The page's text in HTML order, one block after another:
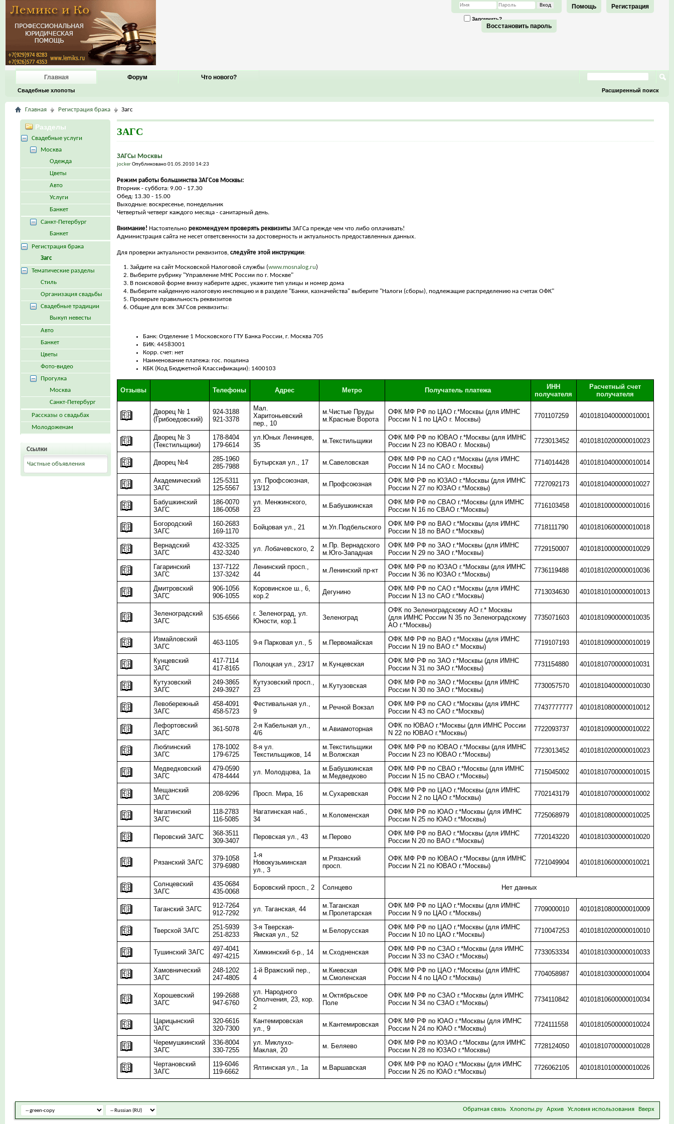
Регистрация
Помощь
Запомнить?
Восстановить пароль
Главная
Свадебные хлопоты
Форум Что нового?
Расширенный поиск
Главная Регистрация брака Загс
ЗАГС
ЗАГСы Москвы
jockerОпубликовано 01.05.2010 14:23
Режим работы большинства ЗАГСов Москвы:
Вторник - суббота: 9.00 - 17.30
Обед: 13.30 - 15.00
Выходные: воскресенье, понедельник
Четвертый четверг каждого месяца - санитарный день.
Внимание! Настоятельно рекомендуем проверять реквизитыЗАГСа прежде чем что либо оплачивать!
Администрация сайта не несет ответсвенности за достоверность и актуальность предоставленных данных.
Для проверки актуальности реквизитов, следуйте этой инструкции:
Зайдите на сайт Московской Налоговой службы (www.mosnalog.ru)
Выберите рубрику "Управление МНС России по г. Москве"
В поисковой форме внизу наберите адрес, укажите тип улицы и номер дома
Выберите найденную налоговую инспекцию и в разделе "Банки, казначейства" выберите "Налоги (сборы), подлежащие распределению на счетах ОФК"
Проверьте правильность реквизитов
Общие для всех ЗАГСов реквизиты:
Банк: Отделение 1 Московского ГТУ Банка России, г. Москва 705
БИК: 44583001
Корр. счет: нет
Наименование платежа: гос. пошлина
КБК (Код Бюджетной Классификации): 1400103
Отзывы Телефоны Адрес Метро Получатель платежа
ИНН
получателя
Расчетный счет
получателя
Дворец № 1
(Грибоедовский)
924-3188
921-3378
Мал.
Харитоньевский
пер., 10
м.Чистые Пруды
м.Красные Ворота
ОФК МФ РФ по ЦАО г.*Москвы (для ИМНС
России N 1 по ЦАО г. Москвы)
7701107259 40101810400000010001
Дворец № 3
(Текстильщики)
178-8404
179-6614
ул.Юных Ленинцев,
35
м.Текстильщики
ОФК МФ РФ по ЮВАО г.*Москвы (для ИМНС
России N 23 по ЮВАО г. Москвы)
7723013452 40101810200000010023
Дворец №4
285-1960
285-7988
Бутырская ул., 17 м.Савеловская
ОФК МФ РФ по САО г.*Москвы (для ИМНС
России N 14 по САО г. Москвы)
7714014428 40101810400000010014
Академический
ЗАГС
125-5311
125-5567
ул. Профсоюзная,
13/12
м.Профсоюзная
ОФК МФ РФ по ЮЗАО г.*Москвы (для ИМНС
России N 27 по ЮЗАО г.*Москвы)
7727092173 40101810400000010027
Бабушкинский
ЗАГС
186-0070
186-0058
ул. Менжинского,
23
м.Бабушкинская
ОФК МФ РФ по СВАО г.*Москвы (для ИМНС
России N 16 по СВАО г.*Москвы)
7716103458 40101810000000010016
Богородский
ЗАГС
160-2683
169-1170
Бойцовая ул., 21 м.Ул.Подбельского
ОФК МФ РФ по ВАО г.*Москвы (для ИМНС
России N 18 по ВАО г.*Москвы)
7718111790 40101810600000010018
Вернадский
ЗАГС
432-3325
432-3240
ул. Лобачевского, 2
м.Пр. Вернадского
м.Юго-Западная
ОФК МФ РФ по ЗАО г.*Москвы (для ИМНС
России N 29 по ЗАО г.*Москвы)
7729150007 40101810000000010029
Гагаринский
ЗАГС
137-7122
137-3242
Ленинский просп.,
44
м.Ленинский пр-кт
ОФК МФ РФ по ЮЗАО г.*Москвы (для ИМНС
России N 36 по ЮЗАО г.*Москвы)
7736119488 40101810200000010036
Дмитровский
ЗАГС
906-1056
906-1055
Коровинское ш., 6,
кор.2
Дегунино
ОФК МФ РФ по САО г.*Москвы (для ИМНС
России N 13 по САО г.*Москвы)
7713034630 40101810100000010013
Зеленоградский
ЗАГС
535-6566
г. Зеленоград, ул.
Юности, кор.1
Зеленоград
ОФК по Зеленоградскому АО г.* Москвы
(для ИМНС России N 35 по Зеленоградскому
АО г.*Москвы)
7735071603 40101810900000010035
Измайловский
ЗАГС
463-1105 9-я Парковая ул., 5 м.Первомайская
ОФК МФ РФ по ВАО г.*Москвы (для ИМНС
России N 19 по ВАО г.* Москвы)
7719107193 40101810900000010019
Кунцевский
ЗАГС
417-7114
417-8165
Полоцкая ул., 23/17 м.Кунцевская
ОФК МФ РФ по ЗАО г.*Москвы (для ИМНС
России N 31 по ЗАО г.*Москвы)
7731154880 40101810700000010031
Кутузовский
ЗАГС
249-3865
249-3927
Кутузовский просп.,
23
м.Кутузовская
ОФК МФ РФ по ЗАО г.*Москвы (для ИМНС
России N 30 по ЗАО г.*Москвы)
7730057570 40101810400000010030
Левобережный
ЗАГС
458-4091
458-5723
Фестивальная ул.,
9
м.Речной Вокзал
ОФК МФ РФ по CАО г.*Москвы (для ИМНС
России N 43 по CАО г.*Москвы)
77437777777 40101810800000010012
Лефортовский
ЗАГС
361-5078
2-я Кабельная ул.,
4/6
м.Авиамоторная
ОФК по ЮВАО г.*Москвы (для ИМНС России
N 22 по ЮВАО г.*Москвы)
7722093737 40101810900000010022
Люблинский
ЗАГС
178-1002
179-6725
8-я ул.
Текстильщиков, 14
м.Текстильщики
м.Волжская
ОФК МФ РФ по ЮВАО г.*Москвы (для ИМНС
России N 23 по ЮВАО г.*Москвы)
7723013452 40101810200000010023
Медведковский
ЗАГС
479-0590
478-4444
ул. Молодцова, 1а
м.Бабушкинская
м.Медведково
ОФК МФ РФ по СВАО г.*Москвы (для ИМНС
России N 15 по СВАО г.*Москвы)
7715045002 40101810700000010015
Мещанский
ЗАГС
208-9296 Просп. Мира, 16 м.Сухаревская
ОФК МФ РФ по ЦАО г.*Москвы (для ИМНС
России N 2 по ЦАО г.*Москвы)
7702143179 40101810700000010002
Нагатинский
ЗАГС
118-2783
116-5085
Нагатинская наб.,
34
м.Коломенская
ОФК МФ РФ по ЮАО г.*Москвы (для ИМНС
России N 25 по ЮАО г.*Москвы)
7725068979 40101810800000010025
Перовский ЗАГС
368-3511
309-3407
Перовская ул., 43 м.Перово
ОФК МФ РФ по ВАО г.*Москвы (для ИМНС
России N 20 по ВАО г.*Москвы)
7720143220 40101810300000010020
Рязанский ЗАГС
379-1058
379-6980
1-я
Новокузьминская
ул., 3
м.Рязанский
просп.
ОФК МФ РФ по ЮВАО г.*Москвы (для ИМНС
России N 21 по ЮВАО г.*Москвы)
7721049904 40101810600000010021
Солнцевский
ЗАГС
435-0684
435-0068
Боровский просп., 2 Солнцево Нет данных
Таганский ЗАГС
912-7264
912-7292
ул. Таганская, 44
м.Таганская
м.Пролетарская
ОФК МФ РФ по ЦАО г.*Москвы (для ИМНС
России N 9 по ЦАО г.*Москвы)
7709000010 40101810800000010009
Тверской ЗАГС
251-5939
251-8233
3-я Тверская-
Ямская ул., 52
м.Белорусская
ОФК МФ РФ по ЦАО г.*Москвы (для ИМНС
России N 10 по ЦАО г.*Москвы)
7710047253 40101810200000010010
Тушинский ЗАГС
497-4041
497-4215
Химкинский б-р., 14 м.Сходненская
ОФК МФ РФ по СЗАО г.*Москвы (для ИМНС
России N 33 по СЗАО г.*Москвы)
7733053334 40101810300000010033
Хамовнический
ЗАГС
248-1202
247-4805
1-й Вражский пер.,
4
м.Киевская
м.Смоленская
ОФК МФ РФ по ЦАО г.*Москвы (для ИМНС
России N 4 по ЦАО г.*Москвы)
7704058987 40101810300000010004
Хорошевский
ЗАГС
199-2688
947-6760
ул. Народного
Ополчения, 23, кор.
2
м.Октябрьское
Поле
ОФК МФ РФ по СЗАО г.*Москвы (для ИМНС
России N 34 по СЗАО г.*Москвы)
7734110842 40101810600000010034
Царицынский
ЗАГС
320-6616
320-7300
Кантемировская
ул., 9
м.Кантемировская
ОФК МФ РФ по ЮАО г.*Москвы (для ИМНС
России N 24 по ЮАО г.*Москвы)
7724111558 40101810500000010024
Черемушкинский
ЗАГС
336-8004
330-7255
ул. Миклухо-
Маклая, 20
м. Беляево
ОФК МФ РФ по ЮЗАО г.*Москвы (для ИМНС
России N 28 по ЮЗАО г.*Москвы)
7728124050 40101810700000010028
Чертановский
ЗАГС
119-6046
119-6662
Ялтинская ул., 1а м.Варшавская
ОФК МФ РФ по ЮАО г.*Москвы (для ИМНС
России N 26 по ЮАО г.*Москвы)
7726062105 40101810100000010026
Разделы
Свадебные услуги
Москва
Одежда
Цветы
Авто
Услуги
Банкет
Санкт-Петербург
Банкет
Регистрация брака
Загс
Тематические разделы
Стиль
Организация свадьбы
Свадебные традиции
Выкуп невесты
Авто
Банкет
Цветы
Фото-видео
Прогулка
Москва
Санкт-Петербург
Рассказы о свадьбах
Молодоженам
Ссылки
Частные объявления
Обратная связь Хлопоты.ру Архив Условия использования Вверх